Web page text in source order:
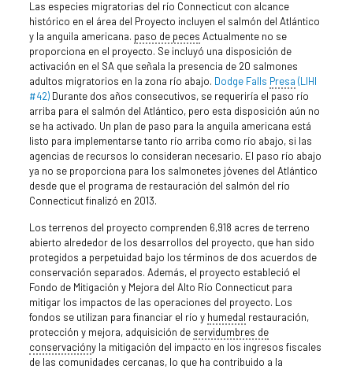
Las especies migratorias del río Connecticut con alcance
histórico en el área del Proyecto incluyen el salmón del Atlántico
y la anguila americana. paso de peces Actualmente no se
proporciona en el proyecto. Se incluyó una disposición de
activación en el SA que señala la presencia de 20 salmones
adultos migratorios en la zona río abajo. Dodge Falls Presa (LIHI
#42)Durante dos años consecutivos, se requeriría el paso río
arriba para el salmón del Atlántico, pero esta disposición aún no
se ha activado. Un plan de paso para la anguila americana está
listo para implementarse tanto río arriba como río abajo, si las
agencias de recursos lo consideran necesario. El paso río abajo
ya no se proporciona para los salmonetes jóvenes del Atlántico
desde que el programa de restauración del salmón del río
Connecticut finalizó en 2013.
Los terrenos del proyecto comprenden 6,918 acres de terreno
abierto alrededor de los desarrollos del proyecto, que han sido
protegidos a perpetuidad bajo los términos de dos acuerdos de
conservación separados. Además, el proyecto estableció el
Fondo de Mitigación y Mejora del Alto Río Connecticut para
mitigar los impactos de las operaciones del proyecto. Los
fondos se utilizan para financiar el río y humedal restauración,
protección y mejora, adquisición de servidumbres de
conservacióny la mitigación del impacto en los ingresos fiscales
de las comunidades cercanas, lo que ha contribuido a la